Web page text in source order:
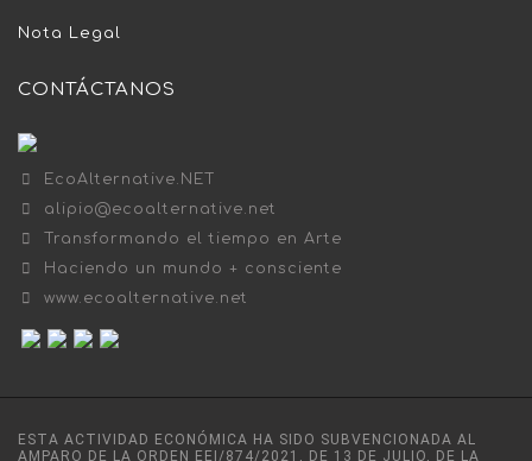
Nota Legal
CONTÁCTANOS
EcoAlternative.NET
alipio@ecoalternative.net
Transformando el tiempo en Arte
Haciendo un mundo + consciente
www.ecoalternative.net
ESTA ACTIVIDAD ECONÓMICA HA SIDO SUBVENCIONADA AL
AMPARO DE LA ORDEN EEI/874/2021, DE 13 DE JULIO, DE LA